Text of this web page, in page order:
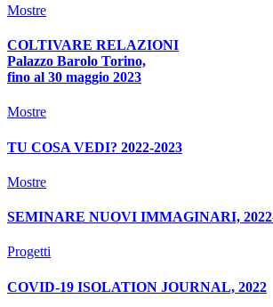
Mostre
COLTIVARE RELAZIONI
Palazzo Barolo Torino,
fino al 30 maggio 2023
Mostre
TU COSA VEDI? 2022-2023
Mostre
SEMINARE NUOVI IMMAGINARI,
Progetti
COVID-19 ISOLATION JOURNAL, 2022